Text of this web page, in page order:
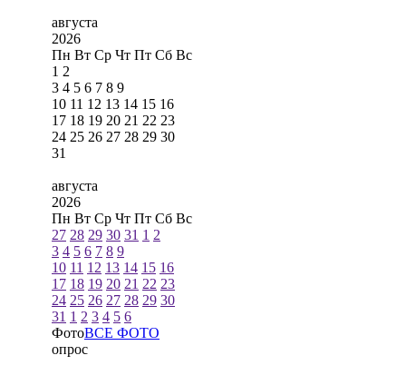
августа
2026
Пн Вт Ср Чт Пт Сб Вс
1 2
3 4 5 6 7 8 9
10 11 12 13 14 15 16
17 18 19 20 21 22 23
24 25 26 27 28 29 30
31
августа
2026
Пн Вт Ср Чт Пт Сб Вс
27 28 29 30 31 1 2
3 4 5 6 7 8 9
10 11 12 13 14 15 16
17 18 19 20 21 22 23
24 25 26 27 28 29 30
31 1 2 3 4 5 6
ФотоВСЕ ФОТО
опрос